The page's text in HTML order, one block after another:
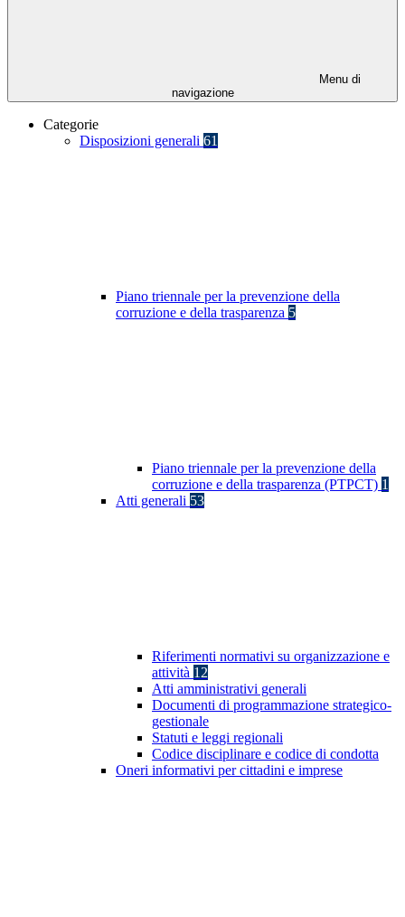
Menu di
navigazione
Categorie
Disposizioni generali 61
Piano triennale per la prevenzione della
corruzione e della trasparenza 5
Piano triennale per la prevenzione della
corruzione e della trasparenza (PTPCT) 1
Atti generali 53
Riferimenti normativi su organizzazione e
attività 12
Atti amministrativi generali
Documenti di programmazione strategico-
gestionale
Statuti e leggi regionali
Codice disciplinare e codice di condotta
Oneri informativi per cittadini e imprese